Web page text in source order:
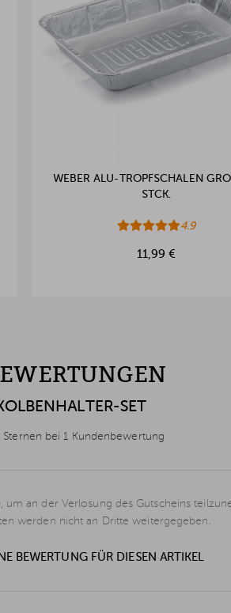
WEBER ALU-TROPFSCHALEN
TCK.
4.9
11,99 €
SET
Sternen bei 1 Kundenbewertung
an der Verlosung des Gutscheins
werden nicht an Dritte weitergegeben.
BEWERTUNG FÜR DIESEN ARTIKEL